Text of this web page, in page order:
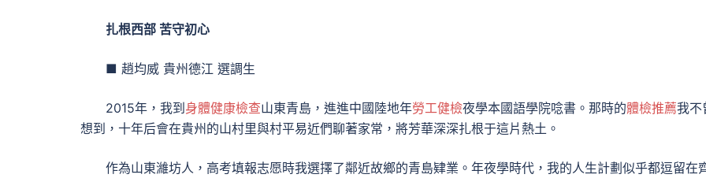
扎根西部 苦守初心
■ 趙均威 貴州德江 選調生
2015年，我到 身體健康檢查山東青島，進進中國陸地年勞工健檢夜學本國語學院唸書。那時的體檢推薦我不
想到，十年后會在貴州的山村里與村平易近們聊著家常，將芳華深深扎根于這片熱土。
作為山東濰坊人，高考填報志愿時我選擇了鄰近故鄉的青島肄業。年夜學時代，我的人生計劃似乎都逗留在